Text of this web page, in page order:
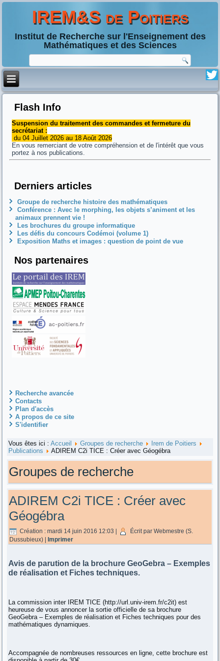
IREM&S de Poitiers
Institut de Recherche sur l'Enseignement des
Mathématiques et des Sciences
Flash Info
Suspension du traitement des commandes et fermeture du
secrétariat :
du 04 Juillet 2026 au 18 Août 2026
En vous remerciant de votre compréhension et de l'intérêt que vous
portez à nos publications.
Derniers articles
Groupe de recherche histoire des mathématiques
Conférence : Avec le morphing, les objets s’animent et les
animaux prennent vie !
Les brochures du groupe informatique
Les défis du concours Codémoi (volume 1)
Exposition Maths et images : question de point de vue
Nos partenaires
Recherche avancée
Contacts
Plan d'accès
A propos de ce site
S'identifier
Vous êtes ici :Accueil Groupes de recherche
Irem de Poitiers
Publications
ADIREM C2i TICE : Créer avec Géogébra
Groupes de recherche
ADIREM C2i TICE : Créer avec
Géogébra
Création : mardi 14 juin 2016 12:03 |
Écrit par Webmestre (S.
Dussubieux) |Imprimer
Avis de parution de la brochure GeoGebra – Exemples
de réalisation et Fiches techniques.
La commission inter IREM TICE (http://url.univ-irem.fr/c2it) est
heureuse de vous annoncer la sortie officielle de sa brochure
GeoGebra – Exemples de réalisation et Fiches techniques pour des
mathématiques dynamiques.
Accompagnée de nombreuses ressources en ligne, cette brochure est